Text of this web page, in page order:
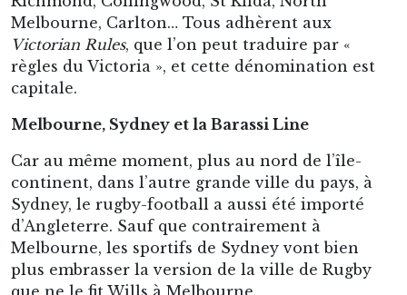
ont très rapidement obtenu le monopole de la
popularité, à Sydney, c’est le rugby à XIII qui a
fini par avoir le dessus sur le reste. Le sport
originaire de Melbourne n’a jamais eu l’occasion
de s’implanter vraiment plus au nord. Un fait
qui constitue une autre face de la dualité entre
les deux principales villes du pays, et qui aboutit
à une situation presque unique au monde : la
Barassi Line.
La Barassi Line est une ligne imaginaire tracée
sur la carte de l’Australie entre Melbourne et
Sydney, en passant par la capitale fédérale
Canberra et remontant jusqu’aux Territoires du